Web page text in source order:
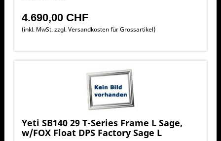
4.690,00 CHF
(inkl. MwSt. zzgl.Versandkosten für Grossartikel)
Yeti SB140 29 T-Series Frame L Sage,
w/FOX Float DPS Factory Sage L